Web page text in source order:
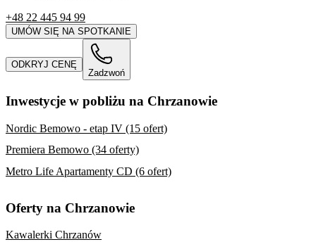
+48 22 445 94 99
UMÓW SIĘ NA SPOTKANIE
ODKRYJ CENĘ
Zadzwoń
Inwestycje w pobliżu na Chrzanowie
Nordic Bemowo - etap IV (15 ofert)
Premiera Bemowo (34 oferty)
Metro Life Apartamenty CD (6 ofert)
Oferty na Chrzanowie
Kawalerki Chrzanów